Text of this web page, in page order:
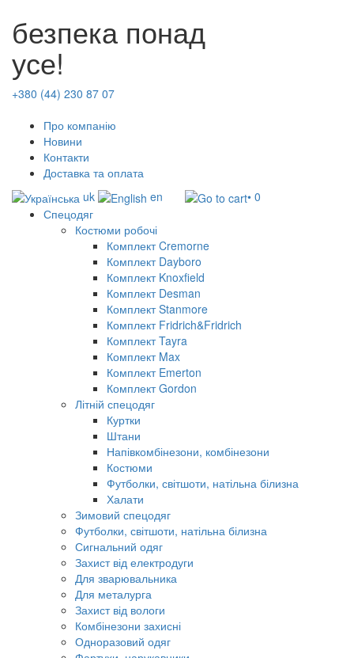
безпека понад
усе!
+380 (44) 230 87 07
Про компанію
Новини
Контакти
Доставка та оплата
uk
en
• 0
Спецодяг
Костюми робочі
Комплект Cremorne
Комплект Dayboro
Комплект Knoxfield
Комплект Desman
Комплект Stanmore
Комплект Fridrich&Fridrich
Комплект Tayra
Комплект Max
Комплект Emerton
Комплект Gordon
Літній спецодяг
Куртки
Штани
Напівкомбінезони, комбінезони
Костюми
Футболки, світшоти, натільна білизна
Халати
Зимовий спецодяг
Футболки, світшоти, натільна білизна
Сигнальний одяг
Захист від електродуги
Для зварювальника
Для металурга
Захист від вологи
Комбінезони захисні
Одноразовий одяг